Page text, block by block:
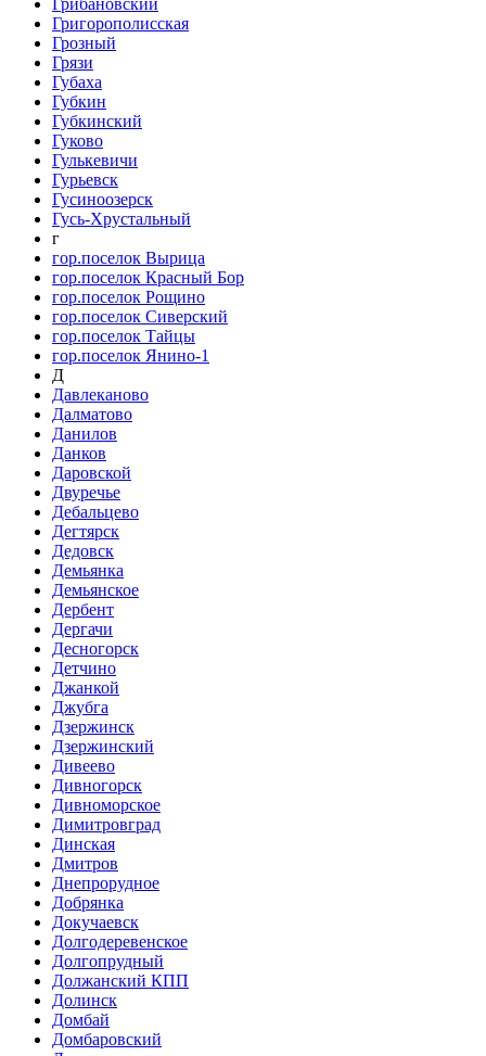
Грибановский
Григорополисская
Грозный
Грязи
Губаха
Губкин
Губкинский
Гуково
Гулькевичи
Гурьевск
Гусиноозерск
Гусь-Хрустальный
г
гор.поселок Вырица
гор.поселок Красный Бор
гор.поселок Рощино
гор.поселок Сиверский
гор.поселок Тайцы
гор.поселок Янино-1
Д
Давлеканово
Далматово
Данилов
Данков
Даровской
Двуречье
Дебальцево
Дегтярск
Дедовск
Демьянка
Демьянское
Дербент
Дергачи
Десногорск
Детчино
Джанкой
Джубга
Дзержинск
Дзержинский
Дивеево
Дивногорск
Дивноморское
Димитровград
Динская
Дмитров
Днепрорудное
Добрянка
Докучаевск
Долгодеревенское
Долгопрудный
Должанский КПП
Долинск
Домбай
Домбаровский